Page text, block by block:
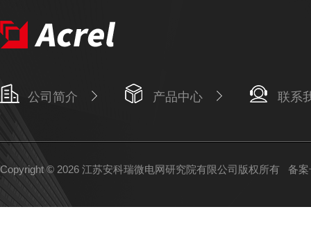
公司简介 产品中心 联系
Copyright © 2026 江苏安科瑞微电网研究院有限公司版权所有 备案